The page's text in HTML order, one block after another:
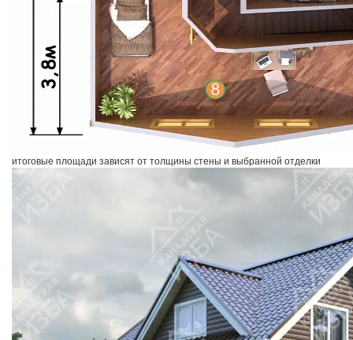
итоговые площади зависят от толщины стены и выбранной отделки